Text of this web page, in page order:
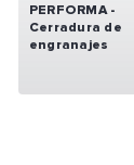
PERFORMA -
Cerradura de
engranajes